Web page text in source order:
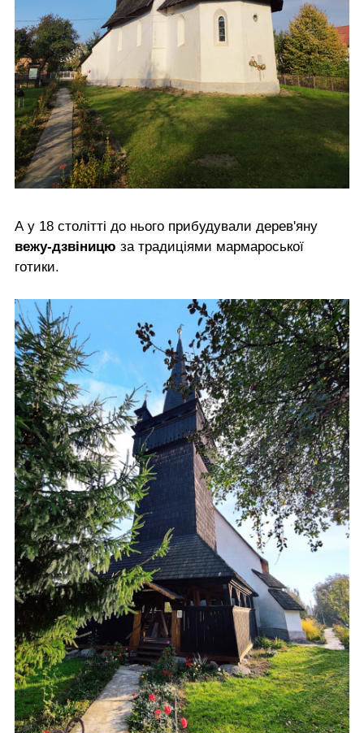
А у 18 столітті до нього прибудували дерев'яну
вежу-дзвіницю за традиціями мармароської
готики.